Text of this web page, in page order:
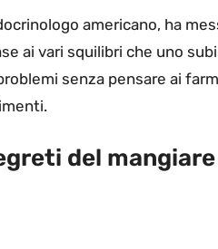
americano, ha
ai vari squilibri che uno
senza pensare ai
del